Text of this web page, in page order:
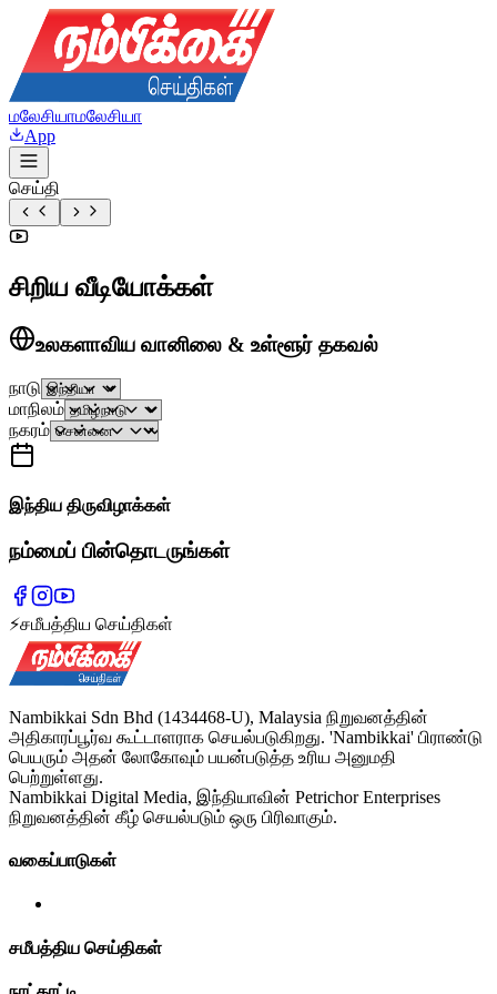
மலேசியாமலேசியா
App
செய்தி
சிறிய வீடியோக்கள்
உலகளாவிய வானிலை & உள்ளூர் தகவல்
நாடு
மாநிலம்
நகரம்
இந்திய திருவிழாக்கள்
நம்மைப் பின்தொடருங்கள்
⚡சமீபத்திய செய்திகள்
Nambikkai Sdn Bhd (1434468-U), Malaysia நிறுவனத்தின்
அதிகாரப்பூர்வ கூட்டாளராக செயல்படுகிறது. 'Nambikkai' பிராண்டு
பெயரும் அதன் லோகோவும் பயன்படுத்த உரிய அனுமதி
பெற்றுள்ளது.
Nambikkai Digital Media, இந்தியாவின் Petrichor Enterprises
நிறுவனத்தின் கீழ் செயல்படும் ஒரு பிரிவாகும்.
வகைப்பாடுகள்
சமீபத்திய செய்திகள்